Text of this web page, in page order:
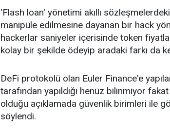
'Flash loan' yönetimi akıllı
manipüle edilmesine dayanan bir hack
hackerlar saniyeler içerisinde token
kolay bir şekilde ödeyip aradaki farkı da
DeFi protokolü olan Euler Finance'e
tarafından yapıldığı henüz bilinmiyor
olduğu açıklamada güvenlik birimleri ile
söylendi.